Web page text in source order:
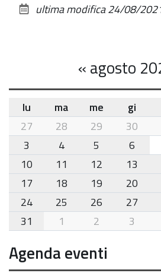
documento
ultima modifica24/08/
«agosto
month-
8
lu ma me gi
27
28 29 30
3
4 5 6
10
11 12 13
17
18 19 20
24
25 26 27
31
1 2 3
Agenda eventi